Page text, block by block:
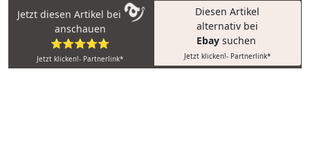
Jetzt diesen Artikel bei
anschauen
⭐⭐⭐⭐⭐
Jetzt klicken!- Partnerlink*
Diesen Artikel
alternativ bei
Ebay suchen
Jetzt klicken!- Partnerlink*